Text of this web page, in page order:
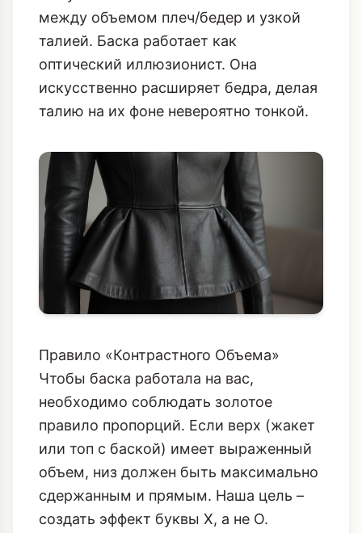
между объемом плеч/бедер и узкой
талией. Баска работает как
оптический иллюзионист. Она
искусственно расширяет бедра, делая
талию на их фоне невероятно тонкой.
Правило «Контрастного Объема»
Чтобы баска работала на вас,
необходимо соблюдать золотое
правило пропорций. Если верх (жакет
или топ с баской) имеет выраженный
объем, низ должен быть максимально
сдержанным и прямым. Наша цель –
создать эффект буквы Х, а не О.